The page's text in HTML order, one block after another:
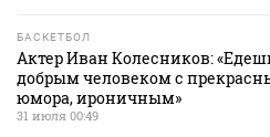
БАСКЕТБОЛ
Актер Иван Колесников:
добрым человеком с
юмора, ироничным»
31 июля 00:49